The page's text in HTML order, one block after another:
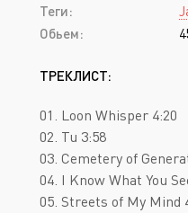
Теги:
Обьем:
ТРЕКЛИСТ:
01. Loon Whisper 4:20
02. Tu 3:58
03. Cemetery of
04. I Know What You
05. Streets of My Mind